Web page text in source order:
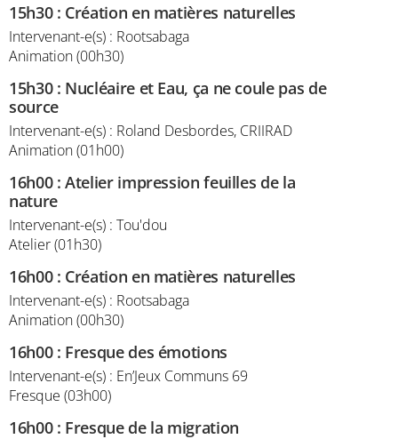
15h30: Création en matières naturelles
Intervenant-e(s) : Rootsabaga
Animation (00h30)
15h30: Nucléaire et Eau, ça ne coule pas de
source
Intervenant-e(s) : Roland Desbordes, CRIIRAD
Animation (01h00)
16h00:Atelier impression feuilles de la
nature
Intervenant-e(s) : Tou'dou
Atelier (01h30)
16h00: Création en matières naturelles
Intervenant-e(s) : Rootsabaga
Animation (00h30)
16h00: Fresque des émotions
Intervenant-e(s) : En’Jeux Communs 69
Fresque (03h00)
16h00: Fresque de la migration